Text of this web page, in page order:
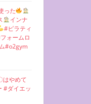
った
インナ
#ピラティ
ォームロ
#o2gym
はやめて
#ダイエッ